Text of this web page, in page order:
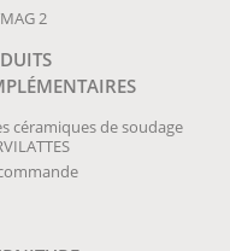
2
céramiques de soudage